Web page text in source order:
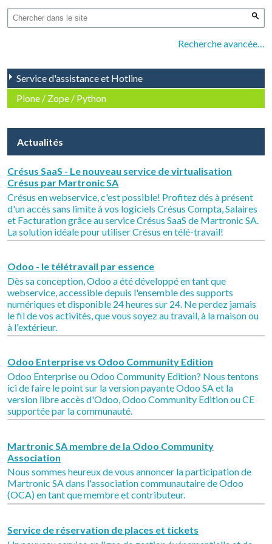
Recherche avancée…
Service d'assistance et Hotline
Plone / Zope / Python
Actualités
Crésus SaaS - Le nouveau service de virtualisation
Crésus par Martronic SA
Crésus en webservice, c'est possible! Profitez dés à présent
d'un accès sans limite à vos logiciels Crésus Compta, Salaires
et Facturation grâce au service Crésus SaaS de Martronic SA.
La solution idéale pour utiliser Crésus en télé-travail!
Odoo - le télétravail par essence
Dès sa conception, Odoo a été développé en tant que
webservice, accessible depuis l'ensemble des supports
numériques et disponible 24 heures sur 24. Ne perdez jamais
le fil de vos activités, que vous soyez au travail, à la maison ou
à l'extérieur.
Odoo Enterprise vs Odoo Community Edition
Odoo Enterprise ou Odoo Community Edition? Nous tentons
ici de faire le point sur la version payante Odoo SA et la
version libre accès d'Odoo, Odoo Community Edition ou CE
supportée par la communauté.
Martronic SA membre de la Odoo Community
Association
Nous sommes heureux de vous annoncer la participation de
Martronic SA dans l'association communautaire de Odoo
(OCA) en tant que membre et contributeur.
Service de réservation de places et tickets